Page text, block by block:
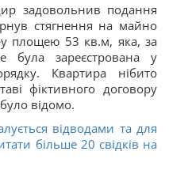
задовольнив подання
стягнення на майно
площею 53 кв.м, яка, за
була зареєстрована у
Квартира нібито
фіктивного договору
відомо.
відводами та для
більше 20 свідків на